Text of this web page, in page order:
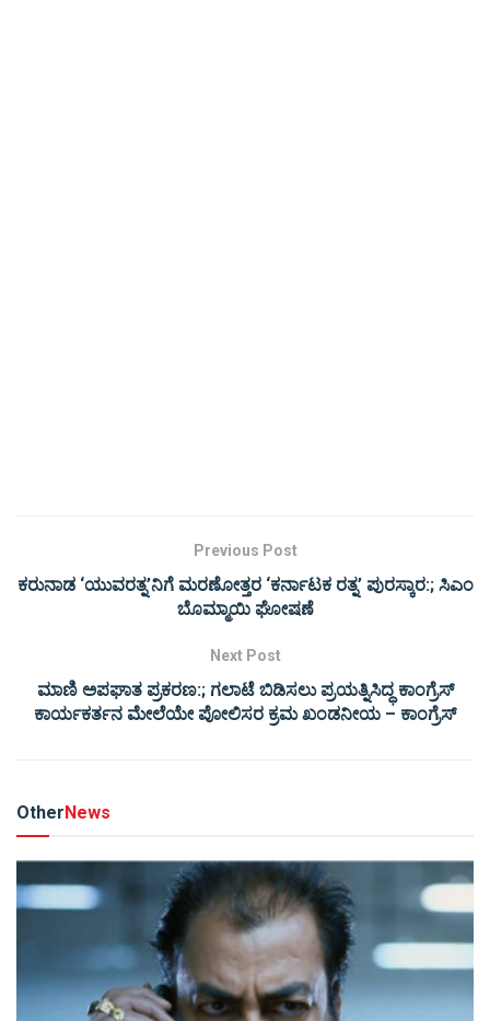
Previous Post
ಕರುನಾಡ ‘ಯುವರತ್ನ’ನಿಗೆ ಮರಣೋತ್ತರ ‘ಕರ್ನಾಟಕ ರತ್ನ’ ಪುರಸ್ಕಾರ:; ಸಿಎಂ
ಬೊಮ್ಮಾಯಿ ಘೋಷಣೆ
Next Post
ಮಾಣಿ ಅಪಘಾತ ಪ್ರಕರಣ:; ಗಲಾಟೆ ಬಿಡಿಸಲು ಪ್ರಯತ್ನಿಸಿದ್ಧ ಕಾಂಗ್ರೆಸ್
ಕಾರ್ಯಕರ್ತನ ಮೇಲೆಯೇ ಪೋಲಿಸರ ಕ್ರಮ ಖಂಡನೀಯ – ಕಾಂಗ್ರೆಸ್
OtherNews